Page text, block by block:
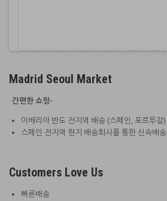
Madrid Seoul Market
간편한 쇼핑-
이베리아 반도 전지역 배송 (스페인, 포르투갈)
스페인 전지역 현지 배송회사를 통한 신속배송
Customers Love Us
빠른배송